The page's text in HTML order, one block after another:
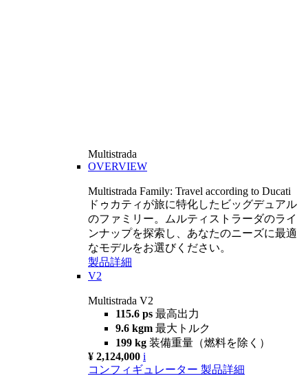
Multistrada
OVERVIEW
Multistrada Family: Travel according to Ducati
ドゥカティが旅に特化したビッグデュアル
のファミリー。ムルティストラーダのライ
ンナップを探索し、あなたのニーズに最適
なモデルをお選びください。
製品詳細
V2
Multistrada V2
115.6 ps 最高出力
9.6 kgm 最大トルク
199 kg 装備重量（燃料を除く）
¥ 2,124,000 i
コンフィギュレーター 製品詳細